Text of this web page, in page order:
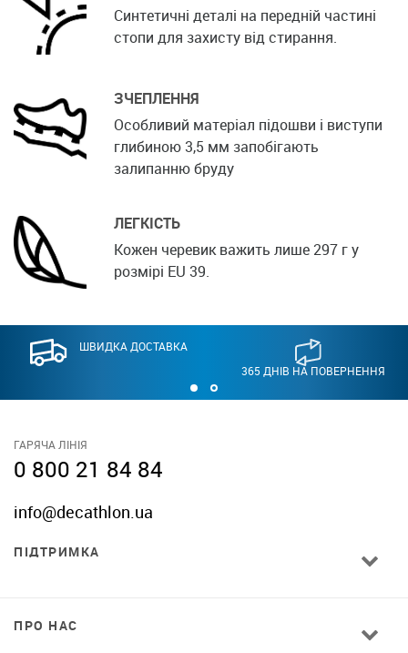
Синтетичні деталі на передній частині
стопи для захисту від стирання.
ЗЧЕПЛЕННЯ
Особливий матеріал підошви і виступи
глибиною 3,5 мм запобігають
залипанню бруду
ЛЕГКІСТЬ
Кожен черевик важить лише 297 г у
розмірі EU 39.
ШВИДКА ДОСТАВКА
365 ДНІВ НА ПОВЕРНЕННЯ
ГАРЯЧА ЛІНІЯ
0 800 21 84 84
info@decathlon.ua
ПІДТРИМКА
ПРО НАС